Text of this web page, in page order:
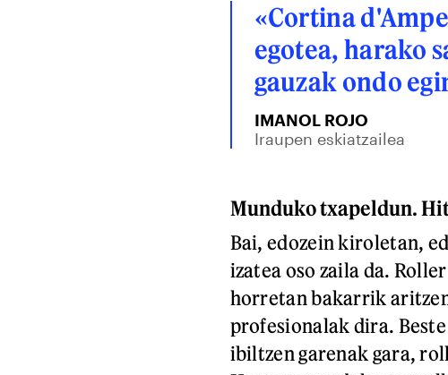
«Cortina
egotea, harako
gauzak ondo
IMANOL ROJO
Iraupen eskiatzailea
Munduko txapeldun.
Bai, edozein kiroletan,
izatea oso zaila da.
horretan bakarrik
profesionalak dira.
ibiltzen garenak gara,